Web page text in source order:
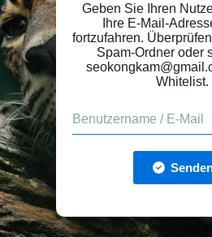
Geben Sie Ihren
Ihre E-Mail-
fortzufahren.
Spam-Ordner oder
Whitelist.